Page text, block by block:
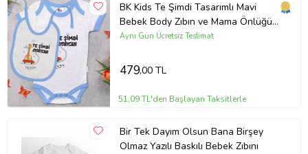
BK Kids Te Şimdi Tasarımlı Mavi
Bebek Body Zıbın ve Mama Önlüğü
Hediye Seti-1
Aynı Gün Ücretsiz Teslimat
479,00 TL
51,09 TL'den Başlayan Taksitlerle
Bir Tek Dayım Olsun Bana Birşey
Olmaz Yazılı Baskılı Bebek Zıbını